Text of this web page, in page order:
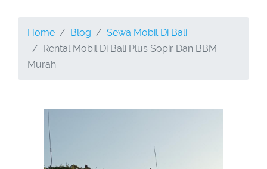
Home Blog
Sewa Mobil Di Bali
Rental Mobil Di Bali Plus Sopir Dan BBM
Murah